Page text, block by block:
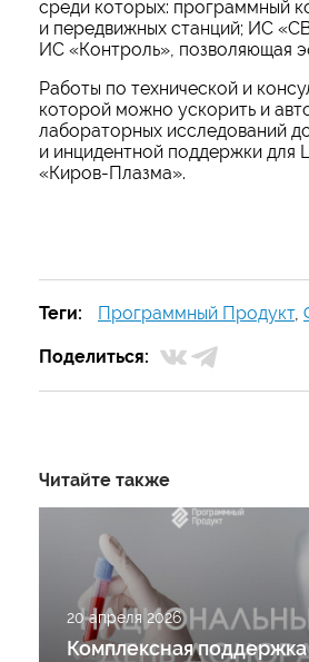
среди которых: программный
и передвижных станций; ИС
ИС «Контроль», позволяющая
Работы по технической и
которой можно ускорить и
лабораторных исследований
и инцидентной поддержки
«Киров-Плазма».
Теги: Программный Продукт,
Поделиться:
Читайте также
20 апреля 2026
Комплексная поддержка